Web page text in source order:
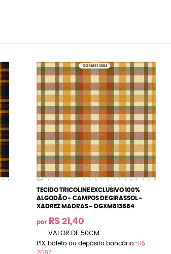
TECIDO TRICOLINE EXCLUSIVO 100%
ALGODÃO - CAMPOS DE GIRASSOL -
XADREZ MADRAS - DGXM813884
por R$ 21,40
VALOR DE 50CM
PIX, boleto ou depósito bancário : R$
20,97